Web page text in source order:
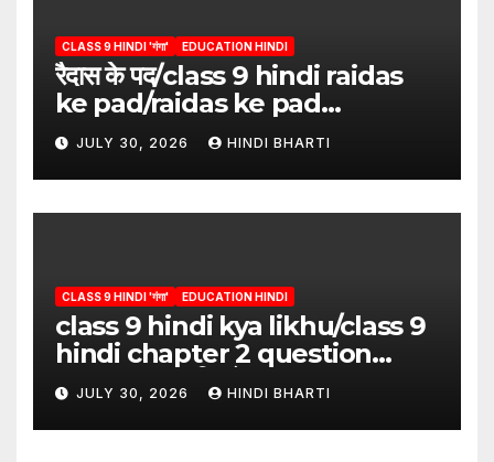
CLASS 9 HINDI 'गंगा' EDUCATION HINDI
रैदास के पद/class 9 hindi raidas
ke pad/raidas ke pad
question answer/raidas ke
pad class 9
JULY 30, 2026 HINDI BHARTI
CLASS 9 HINDI 'गंगा' EDUCATION HINDI
class 9 hindi kya likhu/class 9
hindi chapter 2 question
answer/क्या लिखूँ-पदुमलाल/class 9
hindi
JULY 30, 2026 HINDI BHARTI